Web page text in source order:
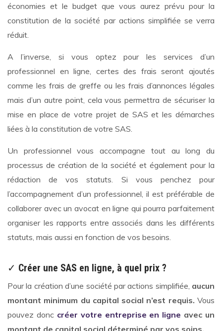
économies et le budget que vous aurez prévu pour la
constitution de la société par actions simplifiée se verra
réduit.
A l’inverse, si vous optez pour les services d’un
professionnel en ligne, certes des frais seront ajoutés
comme les frais de greffe ou les frais d’annonces légales
mais d’un autre point, cela vous permettra de sécuriser la
mise en place de votre projet de SAS et les démarches
liées à la constitution de votre SAS.
Un professionnel vous accompagne tout au long du
processus de création de la société et également pour la
rédaction de vos statuts. Si vous penchez pour
l’accompagnement d’un professionnel, il est préférable de
collaborer avec un avocat en ligne qui pourra parfaitement
organiser les rapports entre associés dans les différents
statuts, mais aussi en fonction de vos besoins.
✓ Créer une SAS en ligne, à quel prix ?
Pour la création d’une société par actions simplifiée, aucun
montant minimum du capital social n’est requis. Vous
pouvez donc créer votre entreprise en ligne avec un
montant de capital social déterminé par vos soins.